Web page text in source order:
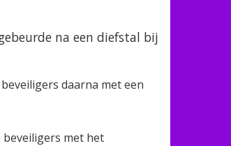
na een diefstal bij
daarna met een
beveiligers met het